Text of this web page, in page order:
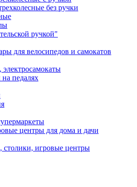
без ручки
ручкой"
для велосипедов и самокатов
педалях
центры для дома и дачи
игровые центры